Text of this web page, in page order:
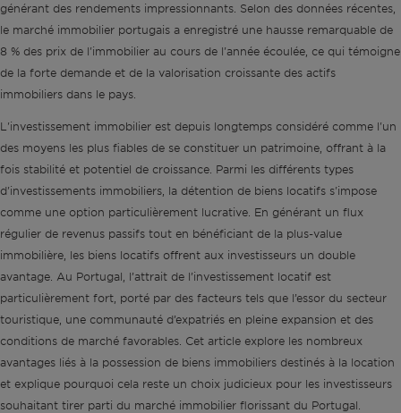
générant des rendements impressionnants. Selon des données récentes,
le marché immobilier portugais a enregistré une hausse remarquable de
8 % des prix de l'immobilier au cours de l'année écoulée, ce qui témoigne
de la forte demande et de la valorisation croissante des actifs
immobiliers dans le pays.
L'investissement immobilier est depuis longtemps considéré comme l'un
des moyens les plus fiables de se constituer un patrimoine, offrant à la
fois stabilité et potentiel de croissance. Parmi les différents types
d'investissements immobiliers, la détention de biens locatifs s'impose
comme une option particulièrement lucrative. En générant un flux
régulier de revenus passifs tout en bénéficiant de la plus-value
immobilière, les biens locatifs offrent aux investisseurs un double
avantage. Au Portugal, l’attrait de l’investissement locatif est
particulièrement fort, porté par des facteurs tels que l’essor du secteur
touristique, une communauté d’expatriés en pleine expansion et des
conditions de marché favorables. Cet article explore les nombreux
avantages liés à la possession de biens immobiliers destinés à la location
et explique pourquoi cela reste un choix judicieux pour les investisseurs
souhaitant tirer parti du marché immobilier florissant du Portugal.